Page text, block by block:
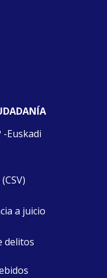
-Euskadi
a juicio
delitos